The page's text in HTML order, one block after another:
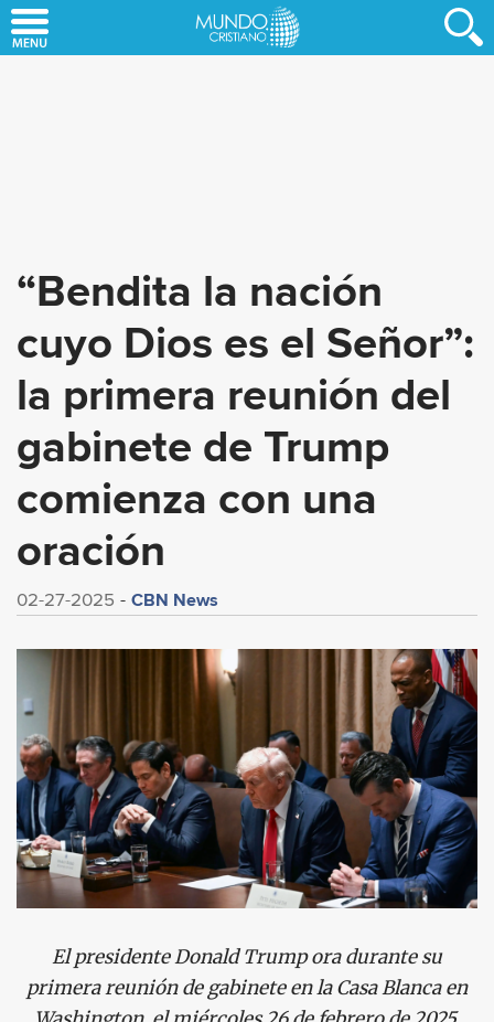
to
“Bendita la nación
cuyo Dios es el Señor”:
la primera reunión del
gabinete de Trump
comienza con una
oración
02-27-2025 CBN News
El presidente Donald Trump ora durante su
primera reunión de gabinete en la Casa Blanca en